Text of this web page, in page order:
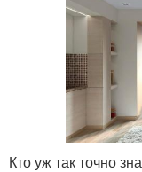
Кто уж так точно